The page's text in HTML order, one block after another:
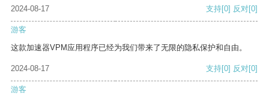
2024-08-17 支持[0] 反对[0]
游客
这款加速器VPM应用程序已经为我们带来了无限的隐私保护和自由。
2024-08-17 支持[0] 反对[0]
游客